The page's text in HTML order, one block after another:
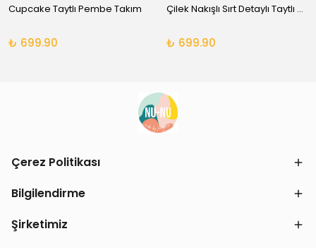
Cupcake Taytlı Pembe Takım
₺ 699.90
Çilek Nakışlı Sırt Detaylı Taytlı Takım
₺ 699.90
Çerez Politikası
Bilgilendirme
Şirketimiz